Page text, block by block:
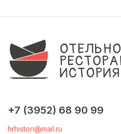
+7 (3952) 68 90 99
hrhistori@mail.ru